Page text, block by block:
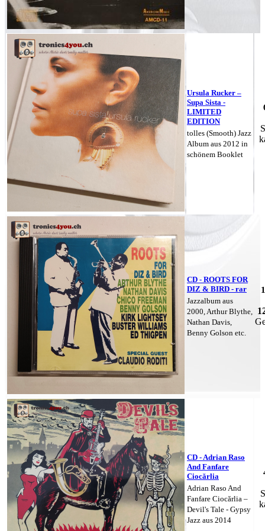
Ursula Rucker –
Supa Sista -
LIMITED
EDITION
tolles (Smooth) Jazz
Album aus 2012 in
schönem Booklet
CD - ROOTS FOR
DIZ & BIRD - rar
Jazzalbum aus
2000, Arthur Blythe,
Nathan Davis,
Benny Golson etc.
CD - Adrian Raso
And Fanfare
Ciocărlia
Adrian Raso And
Fanfare Ciocărlia –
Devil's Tale - Gypsy
Jazz aus 2014